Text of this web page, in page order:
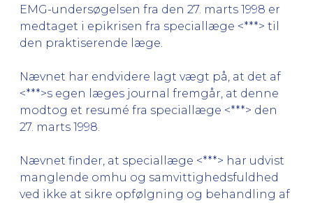
EMG-undersøgelsen fra den 27. marts 1998 er
medtaget i epikrisen fra speciallæge <***> til
den praktiserende læge.
Nævnet har endvidere lagt vægt på, at det af
<***>s egen læges journal fremgår, at denne
modtog et resumé fra speciallæge <***> den
27. marts 1998.
Nævnet finder, at speciallæge <***> har udvist
manglende omhu og samvittighedsfuldhed
ved ikke at sikre opfølgning og behandling af